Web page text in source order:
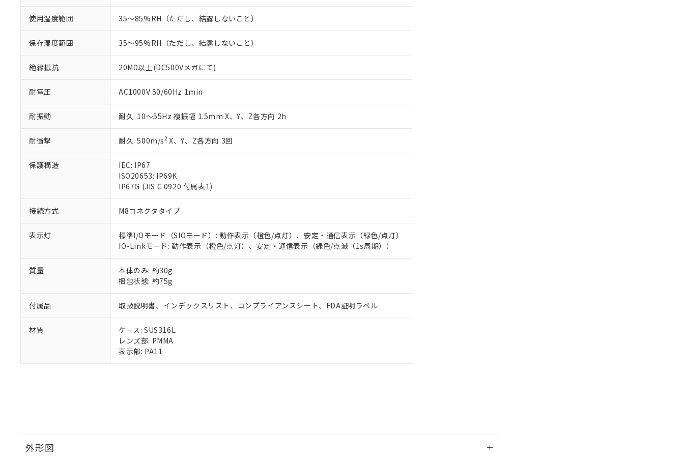
使用湿度範囲 35～85%RH（ただし、結露しないこと）
保存湿度範囲 35～95%RH（ただし、結露しないこと）
絶縁抵抗 20MΩ以上(DC500Vメガにて)
耐電圧 AC1000V 50/60Hz 1min
耐振動 耐久: 10～55Hz 複振幅 1.5mm X、Y、Z各方向 2h
耐衝撃 耐久: 500m/s2X、Y、Z各方向 3回
保護構造
IEC: IP67
ISO20653: IP69K
IP67G (JIS C 0920 付属表1)
接続方式 M8コネクタタイプ
表示灯
標準I/Oモード（SIOモード）: 動作表示（橙色/点灯）、安定・通信表示（緑色/点灯）
IO-Linkモード: 動作表示（橙色/点灯）、安定・通信表示（緑色/点滅（1s周期））
質量
本体のみ: 約30g
梱包状態: 約75g
付属品 取扱説明書、インデックスリスト、コンプライアンスシート、FDA証明ラベル
材質
ケース: SUS316L
レンズ部: PMMA
表示部: PA11
外形図
お客様が当ウェブサイト上で当社にご登録された部品リストについて、当社および当社の共同利用者
が、当社の製品・サービスに関するお客様との取引・商談に必要な範囲で利用することをご了承くだ
さい。
※当社の共同利用者とは、
いる法人を指します。
※3 非含有証明書ダウンロード
EU RoHS指令（10物質）の非含有証明書
51物質の非含有証明書（当社基準）
※本証明書は発行日時点で非含有を証明するもので、過去に遡って非含有を証明するものではありません。
また、RoHS指令のフタル酸エステル類４物質の対応では、対応完了までの期間は出荷製品に未対応品が
既に当社にて対応品への在庫切替を完了していることから、特段のことがない限り、2022年1月12日よ
り割愛しております。
味します。
「－」：未確認です。当社販売部門へお問い合わせください。
空
白
受注生産機種、また在庫状況の情報を公開していない機種